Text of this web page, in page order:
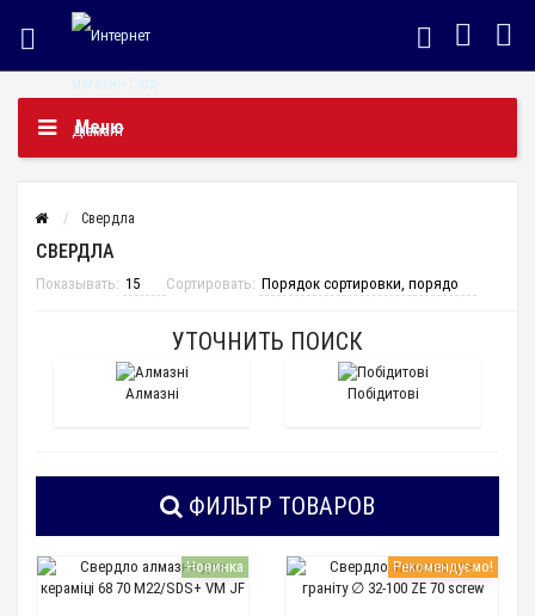
Меню
Свердла
СВЕРДЛА
Показывать: Сортировать:
УТОЧНИТЬ ПОИСК
Алмазні Побідитові
ФИЛЬТР ТОВАРОВ
Новинка Рекомендуємо!